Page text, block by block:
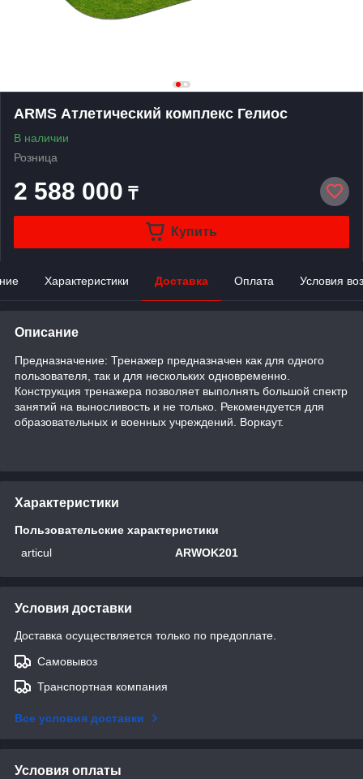
ARMS Атлетический комплекс Гелиос
В наличии
Розница
2 588 000 ₸
Купить
Характеристики Доставка Оплата Условия
Описание
Предназначение: Тренажер предназначен как для одного
пользователя, так и для нескольких одновременно.
Конструкция тренажера позволяет выполнять большой спектр
занятий на выносливость и не только. Рекомендуется для
образовательных и военных учреждений. Воркаут.
Характеристики
Пользовательские характеристики
articul
ARWOK201
Условия доставки
Доставка осуществляется только по предоплате.
Самовывоз
Транспортная компания
Все условия доставки
Условия оплаты